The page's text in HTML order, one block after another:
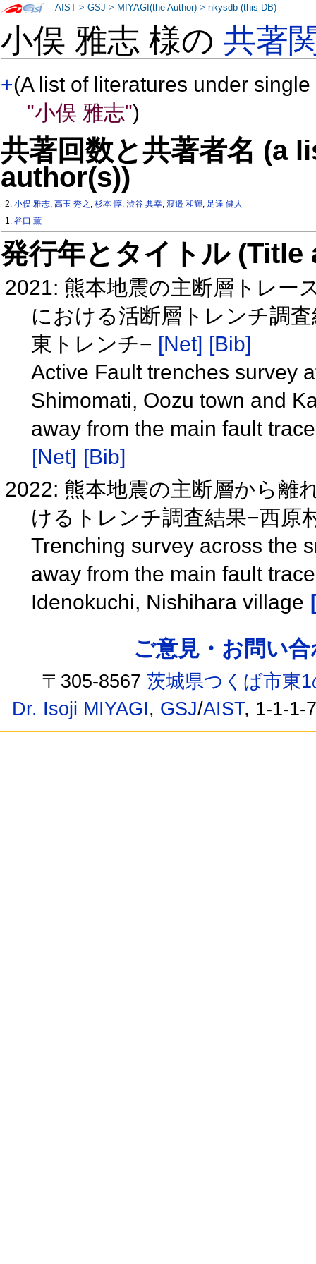
⼩俣 雅志 様の共著
+(A list of literatures under
"⼩俣 雅志")
共著回数と共著者名 (a
author(s))
2:⼩俣 雅志,⾼⽟ 秀之 ,杉本 惇,渋⾕ 典幸,渡邉 和輝, 足達 健⼈
1:⾕⼝ 薫
発行年とタイトル
2021: 熊本地震の主断層トレー
における活断層トレンチ調
東トレンチ− [Net] [Bib]
Active Fault trenches survey
Shimomati, Oozu town and
away from the main fault
[Net] [Bib]
2022: 熊本地震の主断層から離
けるトレンチ調査結果−⻄原
Trenching survey across the
away from the main fault
Idenokuchi, Nishihara village
AIST >GSJ > MIYAGI(the Author) >nkysdb (this DB)
ご意見・お問い
〒305-8567茨城県つくば市東
Dr. Isoji MIYAGI, GSJ/AIST, 1-1-1-